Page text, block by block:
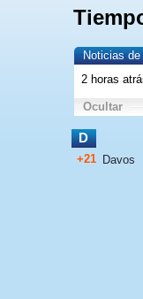
Noticias de
2 horas
Ocultar
D
+21 Davos